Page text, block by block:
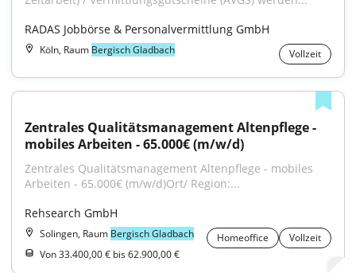
RADAS Jobbörse & Personalvermittlung GmbH
Köln, Raum Bergisch Gladbach Vollzeit
Zentrales Qualitätsmanagement Altenpflege -
mobiles Arbeiten - 65.000€ (m/w/d)
Zentrales Qualitätsmanagement Altenpflege - mobiles
Arbeiten - 65.000€ (m/w/d)Ort/ Region:...
Rehsearch GmbH
Solingen, Raum Bergisch Gladbach Homeoffice
Vollzeit
Von 33.400,00 € bis 62.900,00 €